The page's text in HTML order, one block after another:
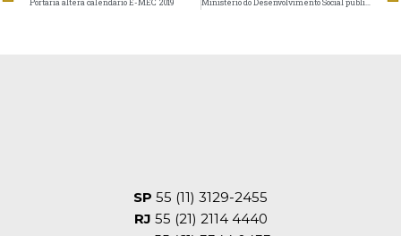
SP 55 (11) 3129-2455
RJ 55 (21) 2114 4440